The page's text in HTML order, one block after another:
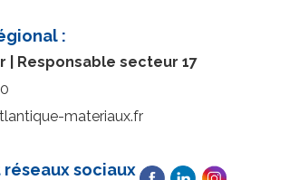
:
| Responsable secteur 17
materiaux.fr
sociaux